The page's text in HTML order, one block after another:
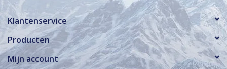
Klantenservice
Producten
Mijn account